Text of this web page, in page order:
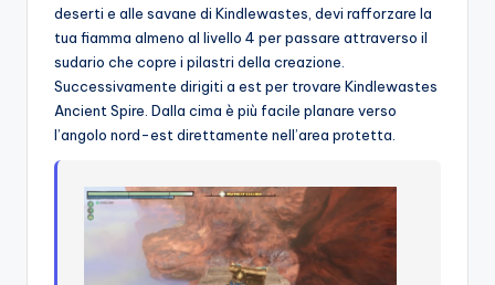
deserti e alle savane di Kindlewastes, devi rafforzare la
tua fiamma almeno al livello 4 per passare attraverso il
sudario che copre i pilastri della creazione.
Successivamente dirigiti a est per trovare Kindlewastes
Ancient Spire. Dalla cima è più facile planare verso
l’angolo nord-est direttamente nell’area protetta.